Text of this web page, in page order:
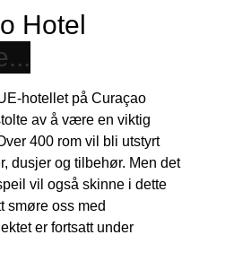
Hotel
hotellet på Curaçao
av å være en viktig
400 rom vil bli utstyrt
dusjer og tilbehør. Men det
vil også skinne i dette
smøre oss med
er fortsatt under